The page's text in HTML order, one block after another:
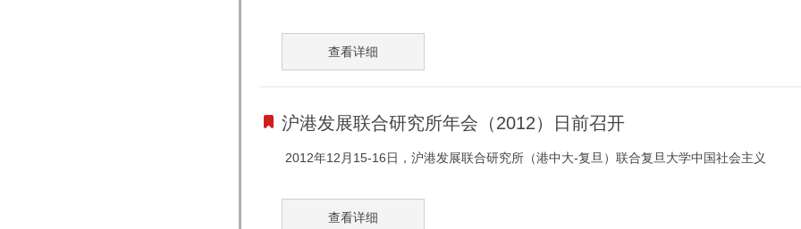
查看详细
沪港发展联合研究所年会（2012）日前召开
2012年12月15-16日，沪港发展联合研究所（港中大-复旦）联合复旦大学中国社会主义
查看详细